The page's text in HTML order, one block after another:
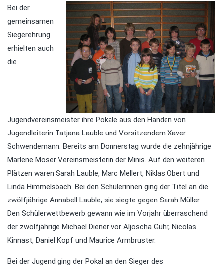
Bei der
gemeinsamen
Siegerehrung
erhielten auch
die
Jugendvereinsmeister ihre Pokale aus den Händen von
Jugendleiterin Tatjana Lauble und Vorsitzendem Xaver
Schwendemann. Bereits am Donnerstag wurde die zehnjährige
Marlene Moser Vereinsmeisterin der Minis. Auf den weiteren
Plätzen waren Sarah Lauble, Marc Mellert, Niklas Obert und
Linda Himmelsbach. Bei den Schülerinnen ging der Titel an die
zwölfjährige Annabell Lauble, sie siegte gegen Sarah Müller.
Den Schülerwettbewerb gewann wie im Vorjahr überraschend
der zwölfjährige Michael Diener vor Aljoscha Gühr, Nicolas
Kinnast, Daniel Kopf und Maurice Armbruster.
Bei der Jugend ging der Pokal an den Sieger des